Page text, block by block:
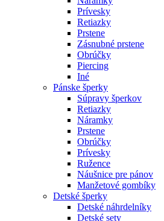
Prívesky
Retiazky
Prstene
Zásnubné prstene
Obrúčky
Piercing
Iné
Pánske šperky
Súpravy šperkov
Retiazky
Náramky
Prstene
Obrúčky
Prívesky
Ružence
Náušnice pre pánov
Manžetové gombíky
Detské šperky
Detské náhrdelníky
Detské sety